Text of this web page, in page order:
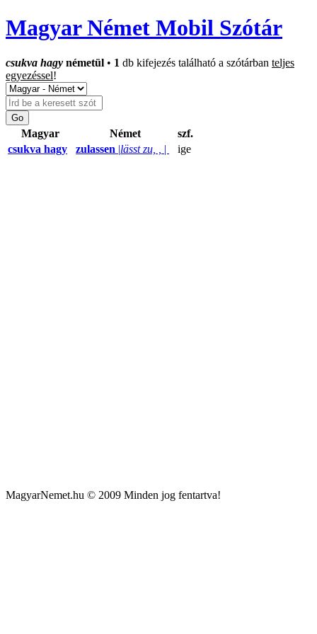
Magyar Német Mobil Szótár
csukva hagy németül • 1 db kifejezés található a szótárban teljes
egyezéssel!
Magyar Német
szf.
csukva hagy
zulassen |lässt zu, , | ige
MagyarNemet.hu © 2009 Minden jog fentartva!